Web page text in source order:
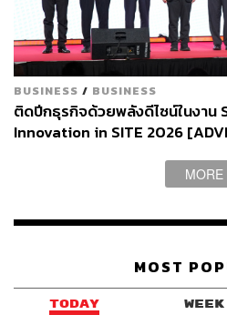
https://asia.nikkei.com/
ore-s-Grab-cuts-1-000-
0
https://www.reuters.com/
b-plans-biggest-round-
mberg-news-2023-06-20/
https://apnews.com/
uts-
ผ่านแอปพลิเคชันต่างๆ ที่คุณสะด
BUSINESS / BUSINESS
ติดปีกธุรกิจด้วยพลังดีไซน์ในงาน
Innovation in SITE 2026
MORE
MOST
TODAY WEEK